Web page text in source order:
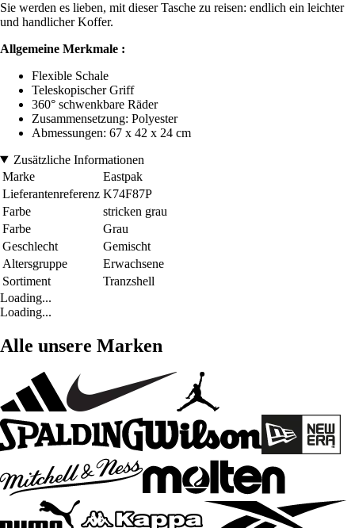
Sie werden es lieben, mit dieser Tasche zu reisen: endlich ein leichter
und handlicher Koffer.
Allgemeine Merkmale :
Flexible Schale
Teleskopischer Griff
360° schwenkbare Räder
Zusammensetzung: Polyester
Abmessungen: 67 x 42 x 24 cm
Zusätzliche Informationen
Marke
Eastpak
Lieferantenreferenz K74F87P
Farbe
stricken grau
Farbe
Grau
Geschlecht
Gemischt
Altersgruppe
Erwachsene
Sortiment
Tranzshell
Loading...
Loading...
Alle unsere Marken